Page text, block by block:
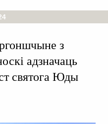
з
адзначаць
святога Юды